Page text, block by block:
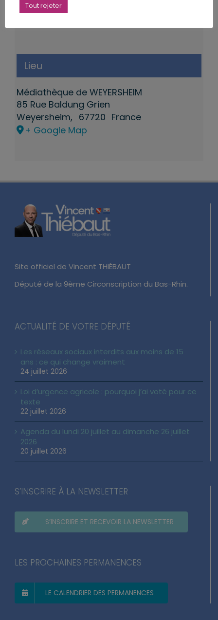
Lieu
Médiathèque de WEYERSHEIM
85 Rue Baldung Grien
Weyersheim, 67720 France
+ Google Map
Site officiel de Vincent THIÉBAUT
Député de la 9ème Circonscription du Bas-Rhin.
ACTUALITÉ DE VOTRE DÉPUTÉ
Les réseaux sociaux interdits aux moins de 15
ans : ce qui change vraiment
24 juillet 2026
Loi d’urgence agricole : pourquoi j’ai voté pour ce
texte
22 juillet 2026
Agenda du lundi 20 juillet au dimanche 26 juillet
2026
20 juillet 2026
S’INSCRIRE À LA NEWSLETTER
S’INSCRIRE ET RECEVOIR LA NEWSLETTER
LES PROCHAINES PERMANENCES
LE CALENDRIER DES PERMANENCES
Tout rejeter